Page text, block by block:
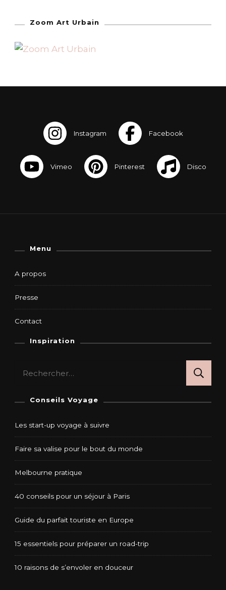
Zoom Art Urbain
Menu
A propos
Presse
Contact
Inspiration
Conseils Voyage
Les start-up voyage à suivre
Faire sa valise pour le bout du monde
Melbourne pratique
40 conseils pour un séjour à Paris
Guide du parfait touriste en Europe
15 essentiels pour préparer un road-trip
10 raisons de s’envoler en douceur